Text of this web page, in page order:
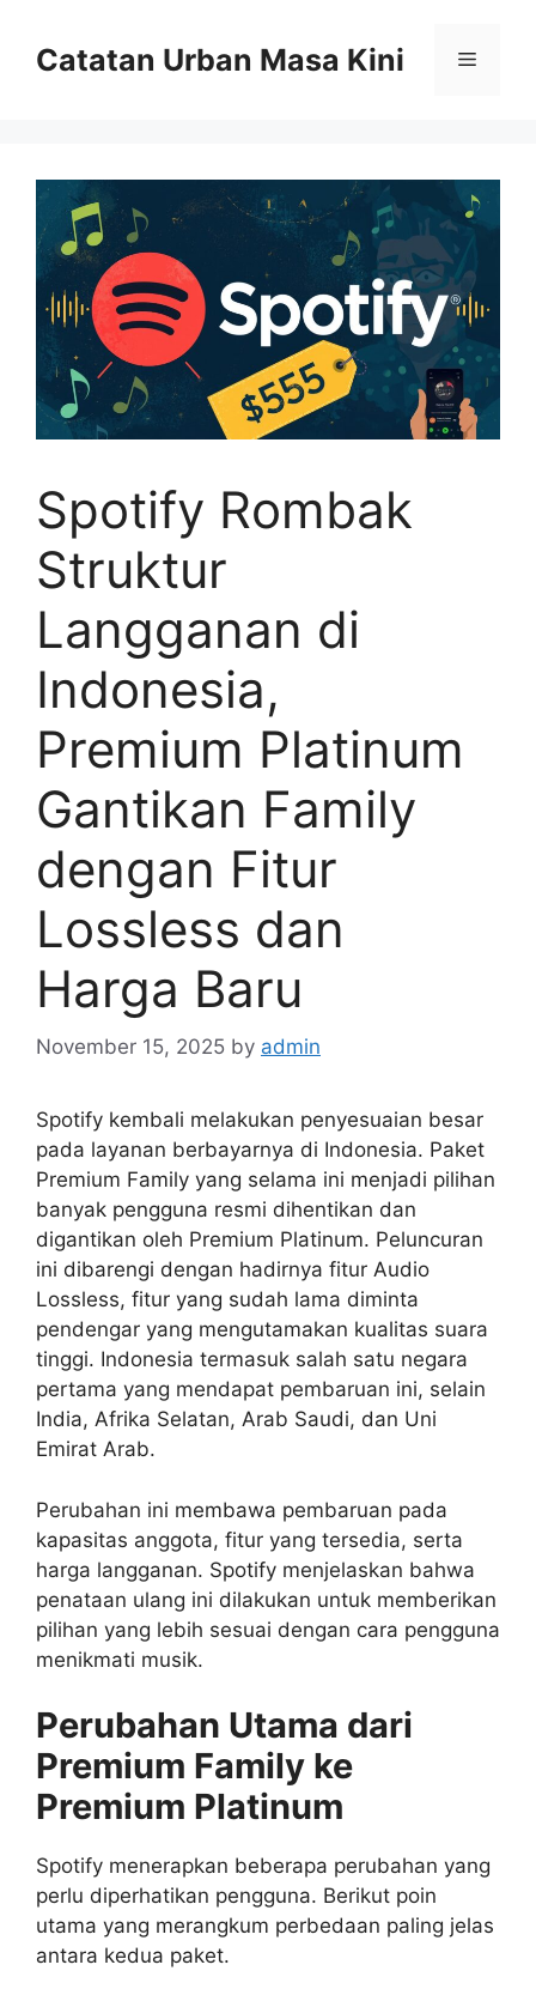
contentCatatan Urban Masa Kini Menu
Spotify Rombak
Struktur
Langganan di
Indonesia,
Premium Platinum
Gantikan Family
dengan Fitur
Lossless dan
Harga Baru
November 15, 2025 by admin
Spotify kembali melakukan penyesuaian besar
pada layanan berbayarnya di Indonesia. Paket
Premium Family yang selama ini menjadi pilihan
banyak pengguna resmi dihentikan dan
digantikan oleh Premium Platinum. Peluncuran
ini dibarengi dengan hadirnya fitur Audio
Lossless, fitur yang sudah lama diminta
pendengar yang mengutamakan kualitas suara
tinggi. Indonesia termasuk salah satu negara
pertama yang mendapat pembaruan ini, selain
India, Afrika Selatan, Arab Saudi, dan Uni
Emirat Arab.
Perubahan ini membawa pembaruan pada
kapasitas anggota, fitur yang tersedia, serta
harga langganan. Spotify menjelaskan bahwa
penataan ulang ini dilakukan untuk memberikan
pilihan yang lebih sesuai dengan cara pengguna
menikmati musik.
Perubahan Utama dari
Premium Family ke
Premium Platinum
Spotify menerapkan beberapa perubahan yang
perlu diperhatikan pengguna. Berikut poin
utama yang merangkum perbedaan paling jelas
antara kedua paket.